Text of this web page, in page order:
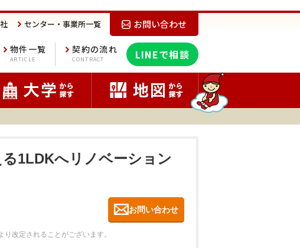
お問い合わせ
センター・事業所一覧
LINEで相談
契約の流れ
CONTRACT
物件一覧
ARTICLE
1LDKへリノベーション
お問い合わせ
改定されることがございます。